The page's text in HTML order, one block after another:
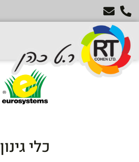
כלי גינון